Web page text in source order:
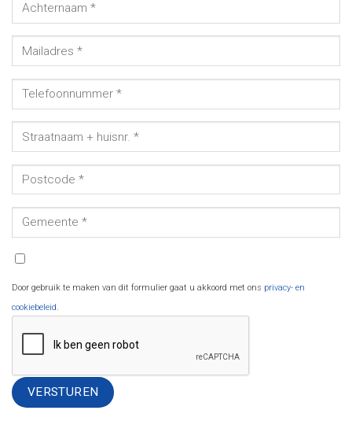
Door gebruik te maken van dit formulier gaat u akkoord met ons privacy- en
cookiebeleid.